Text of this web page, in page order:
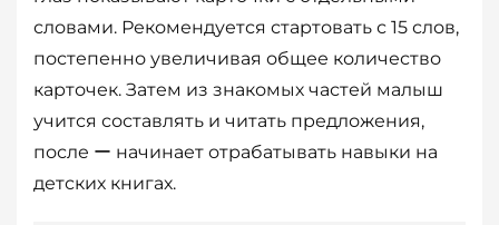
словами. Рекомендуется стартовать с 15 слов,
постепенно увеличивая общее количество
карточек. Затем из знакомых частей малыш
учится составлять и читать предложения,
после ー начинает отрабатывать навыки на
детских книгах.